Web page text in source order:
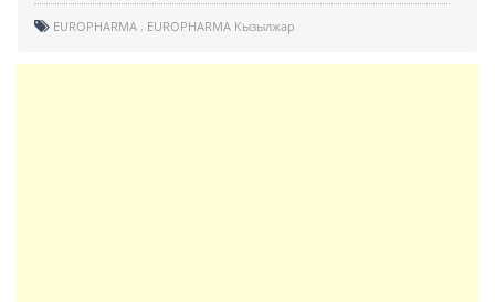
EUROPHARMA EUROPHARMA Кызылжар